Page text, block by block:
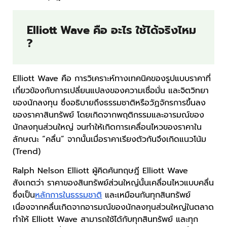
Elliott Wave คือ อะไร ใช้ได้จริงไหม
?
Elliott Wave คือ การวิเคราะห์ทางเทคนิคของรูปแบบราคาที่
เกี่ยวข้องกับการเปลี่ยนแปลงของความเชื่อมั่น และจิตวิทยา
ของนักลงทุน ซึ่งอธิบายถึงธรรมชาติหรือวัฏจักรการขึ้นลง
ของราคาสินทรัพย์ โดยเกิดจากพฤติกรรมและอารมณ์ของ
นักลงทุนส่วนใหญ่ จนทำให้เกิดการเคลื่อนไหวของราคาใน
ลักษณะ “คลื่น” จากนั้นเมื่อราคาเรียงตัวกันจึงเกิดแนวโน้ม
(Trend)
Ralph Nelson Elliott ผู้คิดค้นทฤษฎี Elliott Wave
สังเกตว่า ราคาของสินทรัพย์ส่วนใหญ่นั้นเคลื่อนไหวแบบคลื่น
ซึ่งเป็นหลักการในธรรมชาติและเหมือนกันทุกสินทรัพย์
เนื่องจากคลื่นเกิดจากอารมณ์ของนักลงทุนส่วนใหญ่ในตลาด
ทำให้ Elliott Wave สามารถใช้ได้กับทุกสินทรัพย์ และทุก